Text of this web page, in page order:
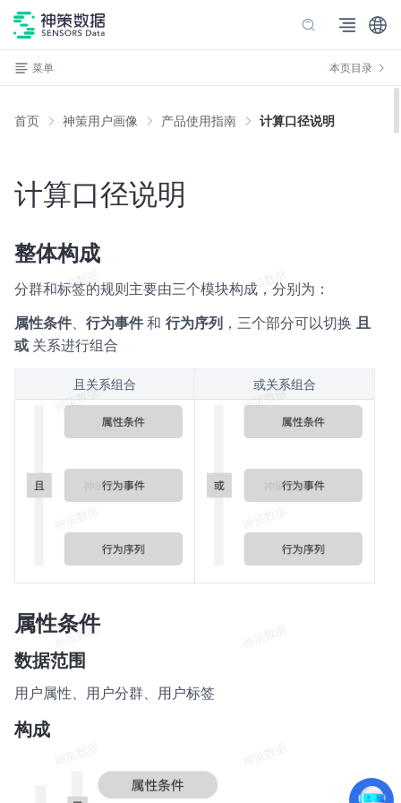
菜单 本页目录
首页 神策用户画像 产品使用指南 计算口径说明
计算口径说明
整体构成
分群和标签的规则主要由三个模块构成，分别为：
属性条件、 行为事件和 行为序列 ，三个部分可以切换 且
或 关系进行组合
且关系组合 或关系组合
属性条件
数据范围
用户属性、用户分群、用户标签
构成